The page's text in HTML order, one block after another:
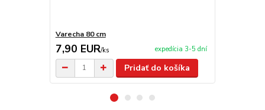
Varecha 80 cm
7,90 EUR/ks expedícia 3-5 dní
Pridať do košíka